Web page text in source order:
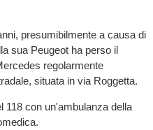
presumibilmente a causa di
sua Peugeot ha perso il
regolarmente
situata in via Roggetta.
118 con un'ambulanza della